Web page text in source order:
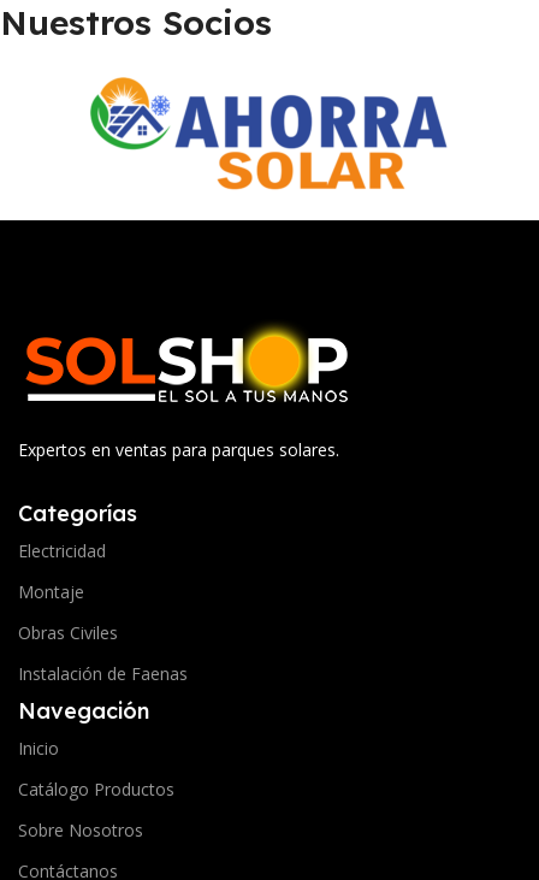
Nuestros Socios
Expertos en ventas para parques solares.
Categorías
Electricidad
Montaje
Obras Civiles
Instalación de Faenas
Navegación
Inicio
Catálogo Productos
Sobre Nosotros
Contáctanos